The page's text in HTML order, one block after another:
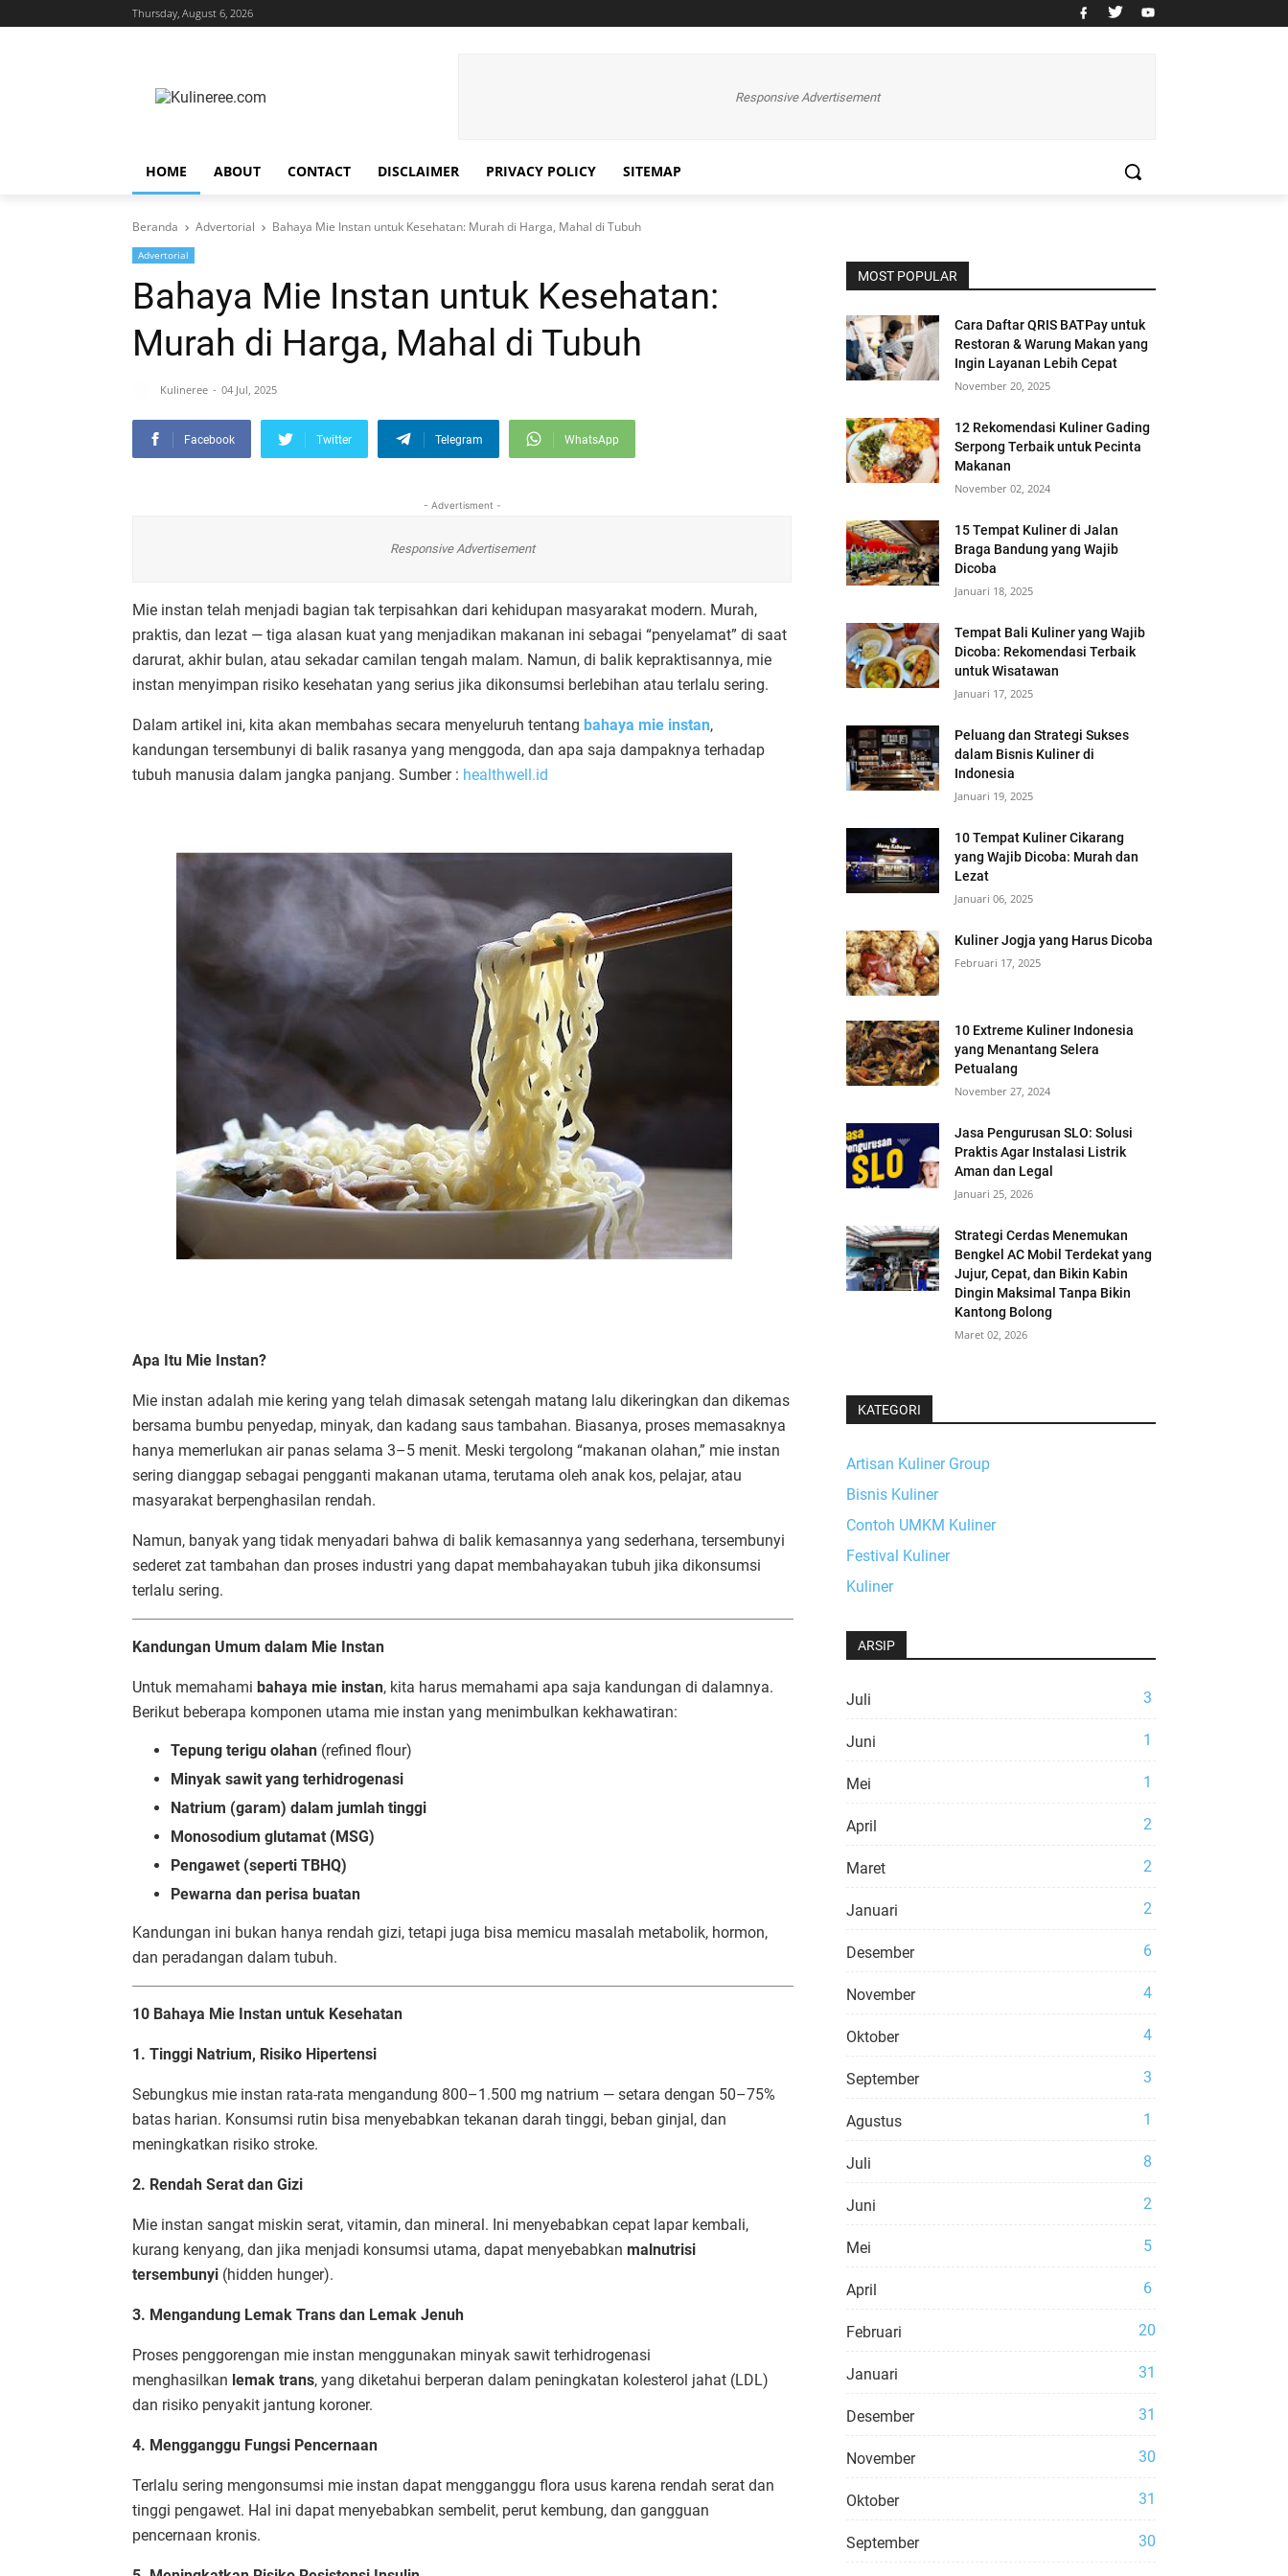
Thursday, August 6, 2026
Responsive Advertisement
HOME ABOUT CONTACT DISCLAIMER PRIVACY POLICY SITEMAP
Beranda Advertorial Bahaya Mie Instan untuk Kesehatan: Murah di Harga, Mahal di Tubuh
Advertorial
Bahaya Mie Instan untuk Kesehatan:
Murah di Harga, Mahal di Tubuh
Kulineree 04 Jul, 2025
Facebook Twitter Telegram WhatsApp
- Advertisment -
Responsive Advertisement
Mie instan telah menjadi bagian tak terpisahkan dari kehidupan masyarakat modern. Murah,
praktis, dan lezat — tiga alasan kuat yang menjadikan makanan ini sebagai “penyelamat” di saat
darurat, akhir bulan, atau sekadar camilan tengah malam. Namun, di balik kepraktisannya, mie
instan menyimpan risiko kesehatan yang serius jika dikonsumsi berlebihan atau terlalu sering.
Dalam artikel ini, kita akan membahas secara menyeluruh tentang bahaya mie instan,
kandungan tersembunyi di balik rasanya yang menggoda, dan apa saja dampaknya terhadap
tubuh manusia dalam jangka panjang. Sumber : healthwell.id
Apa Itu Mie Instan?
Mie instan adalah mie kering yang telah dimasak setengah matang lalu dikeringkan dan dikemas
bersama bumbu penyedap, minyak, dan kadang saus tambahan. Biasanya, proses memasaknya
hanya memerlukan air panas selama 3–5 menit. Meski tergolong “makanan olahan,” mie instan
sering dianggap sebagai pengganti makanan utama, terutama oleh anak kos, pelajar, atau
masyarakat berpenghasilan rendah.
Namun, banyak yang tidak menyadari bahwa di balik kemasannya yang sederhana, tersembunyi
sederet zat tambahan dan proses industri yang dapat membahayakan tubuh jika dikonsumsi
terlalu sering.
Kandungan Umum dalam Mie Instan
Untuk memahami bahaya mie instan, kita harus memahami apa saja kandungan di dalamnya.
Berikut beberapa komponen utama mie instan yang menimbulkan kekhawatiran:
Tepung terigu olahan (refined flour)
Minyak sawit yang terhidrogenasi
Natrium (garam) dalam jumlah tinggi
Monosodium glutamat (MSG)
Pengawet (seperti TBHQ)
Pewarna dan perisa buatan
Kandungan ini bukan hanya rendah gizi, tetapi juga bisa memicu masalah metabolik, hormon,
dan peradangan dalam tubuh.
10 Bahaya Mie Instan untuk Kesehatan
1. Tinggi Natrium, Risiko Hipertensi
Sebungkus mie instan rata-rata mengandung 800–1.500 mg natrium — setara dengan 50–75%
batas harian. Konsumsi rutin bisa menyebabkan tekanan darah tinggi, beban ginjal, dan
meningkatkan risiko stroke.
2. Rendah Serat dan Gizi
Mie instan sangat miskin serat, vitamin, dan mineral. Ini menyebabkan cepat lapar kembali,
kurang kenyang, dan jika menjadi konsumsi utama, dapat menyebabkan malnutrisi
tersembunyi (hidden hunger).
3. Mengandung Lemak Trans dan Lemak Jenuh
Proses penggorengan mie instan menggunakan minyak sawit terhidrogenasi
menghasilkan lemak trans, yang diketahui berperan dalam peningkatan kolesterol jahat (LDL)
dan risiko penyakit jantung koroner.
4. Mengganggu Fungsi Pencernaan
Terlalu sering mengonsumsi mie instan dapat mengganggu flora usus karena rendah serat dan
tinggi pengawet. Hal ini dapat menyebabkan sembelit, perut kembung, dan gangguan
pencernaan kronis.
MOST POPULAR
Cara Daftar QRIS BATPay untuk
Restoran & Warung Makan yang
Ingin Layanan Lebih Cepat
November 20, 2025
12 Rekomendasi Kuliner Gading
Serpong Terbaik untuk Pecinta
Makanan
November 02, 2024
15 Tempat Kuliner di Jalan
Braga Bandung yang Wajib
Dicoba
Januari 18, 2025
Tempat Bali Kuliner yang Wajib
Dicoba: Rekomendasi Terbaik
untuk Wisatawan
Januari 17, 2025
Peluang dan Strategi Sukses
dalam Bisnis Kuliner di
Indonesia
Januari 19, 2025
10 Tempat Kuliner Cikarang
yang Wajib Dicoba: Murah dan
Lezat
Januari 06, 2025
Kuliner Jogja yang Harus Dicoba
Februari 17, 2025
10 Extreme Kuliner Indonesia
yang Menantang Selera
Petualang
November 27, 2024
Jasa Pengurusan SLO: Solusi
Praktis Agar Instalasi Listrik
Aman dan Legal
Januari 25, 2026
Strategi Cerdas Menemukan
Bengkel AC Mobil Terdekat yang
Jujur, Cepat, dan Bikin Kabin
Dingin Maksimal Tanpa Bikin
Kantong Bolong
Maret 02, 2026
KATEGORI
Artisan Kuliner Group
Bisnis Kuliner
Contoh UMKM Kuliner
Festival Kuliner
Kuliner
ARSIP
Juli 3
Juni 1
Mei 1
April 2
Maret 2
Januari 2
Desember 6
November 4
Oktober 4
September 3
Agustus 1
Juli 8
Juni 2
Mei 5
April 6
Februari 20
Januari 31
Desember 31
November 30
Oktober 31
September 30